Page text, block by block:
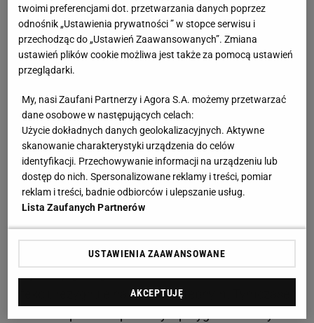
Zobacz wideoDaria Abramowicz może zostać z Igą
Świątek do końca! "Bardzo jej ufa"
Trenowała na mączce przez ostatnie kilka dni,
przygotowując się do startu, a co więcej zdążyła
wypełnić wszystkie obowiązki medialne.
Rozmawiała z dziennikarzami, uśmiechała się do
kamer, analizowała swoją formę. Decyzja o
wycofaniu zapadła w ostatniej chwili, niemal tuż
przed wejściem na kort. W zawodowymtenisieto
sytuacja nietypowa. Zazwyczaj zawodnik, który
infekcji, rezygnuje na etapie wstępnym. Tymczasem
twoimi preferencjami dot. przetwarzania danych poprzez
odnośnik „Ustawienia prywatności ” w stopce serwisu i
przechodząc do „Ustawień Zaawansowanych”. Zmiana
ustawień plików cookie możliwa jest także za pomocą ustawień
przeglądarki.
My, nasi Zaufani Partnerzy i Agora S.A. możemy przetwarzać
dane osobowe w następujących celach:
Użycie dokładnych danych geolokalizacyjnych. Aktywne
skanowanie charakterystyki urządzenia do celów
identyfikacji. Przechowywanie informacji na urządzeniu lub
dostęp do nich. Spersonalizowane reklamy i treści, pomiar
reklam i treści, badnie odbiorców i ulepszanie usług.
Lista Zaufanych Partnerów
USTAWIENIA ZAAWANSOWANE
AKCEPTUJĘ